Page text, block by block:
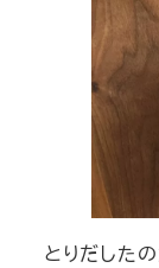
とりだしたの